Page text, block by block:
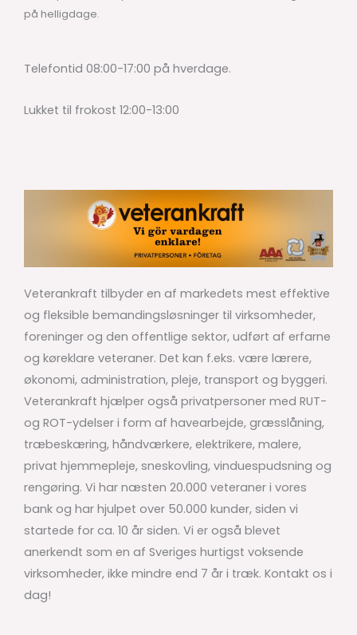
på helligdage.
Telefontid 08:00-17:00 på hverdage.
Lukket til frokost 12:00-13:00
Veterankraft tilbyder en af markedets mest effektive
og fleksible bemandingsløsninger til virksomheder,
foreninger og den offentlige sektor, udført af erfarne
og køreklare veteraner. Det kan f.eks. være lærere,
økonomi, administration, pleje, transport og byggeri.
Veterankraft hjælper også privatpersoner med RUT-
og ROT-ydelser i form af havearbejde, græsslåning,
træbeskæring, håndværkere, elektrikere, malere,
privat hjemmepleje, sneskovling, vinduespudsning og
rengøring. Vi har næsten 20.000 veteraner i vores
bank og har hjulpet over 50.000 kunder, siden vi
startede for ca. 10 år siden. Vi er også blevet
anerkendt som en af Sveriges hurtigst voksende
virksomheder, ikke mindre end 7 år i træk. Kontakt os i
dag!